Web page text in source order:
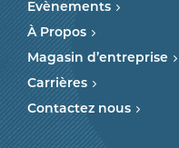
Evènements
À Propos
Magasin d’entreprise
Carrières
Contactez nous